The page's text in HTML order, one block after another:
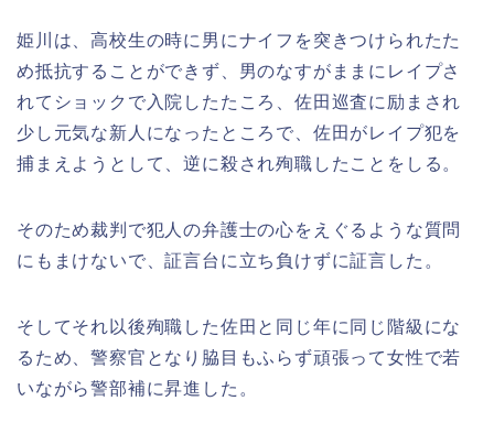
姫川は、高校生の時に男にナイフを突きつけられたた
め抵抗することができず、男のなすがままにレイプさ
れてショックで入院したたころ、佐田巡査に励まされ
少し元気な新人になったところで、佐田がレイプ犯を
捕まえようとして、逆に殺され殉職したことをしる。
そのため裁判で犯人の弁護士の心をえぐるような質問
にもまけないで、証言台に立ち負けずに証言した。
そしてそれ以後殉職した佐田と同じ年に同じ階級にな
るため、警察官となり脇目もふらず頑張って女性で若
いながら警部補に昇進した。